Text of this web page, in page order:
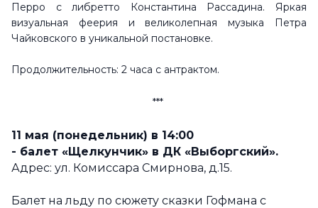
Перро с либретто Константина Рассадина. Яркая
визуальная феерия и великолепная музыка Петра
Чайковского в уникальной постановке.
Продолжительность: 2 часа с антрактом.
***
11 мая (понедельник) в 14:00
- балет «Щелкунчик» в ДК «Выборгский».
Адрес: ул. Комиссара Смирнова, д.15.
Балет на льду по сюжету сказки Гофмана с